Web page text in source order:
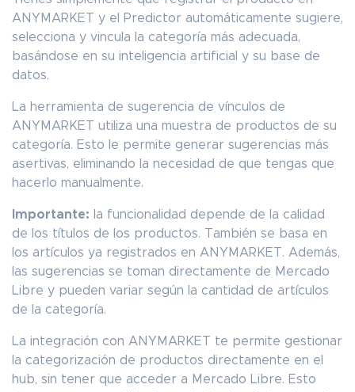
ANYMARKET y el Predictor automáticamente sugiere,
selecciona y vincula la categoría más adecuada,
basándose en su inteligencia artificial y su base de
datos.
La herramienta de sugerencia de vínculos de
ANYMARKET utiliza una muestra de productos de su
categoría. Esto le permite generar sugerencias más
asertivas, eliminando la necesidad de que tengas que
hacerlo manualmente.
Importante: la funcionalidad depende de la calidad
de los títulos de los productos. También se basa en
los artículos ya registrados en ANYMARKET. Además,
las sugerencias se toman directamente de Mercado
Libre y pueden variar según la cantidad de artículos
de la categoría.
La integración con ANYMARKET te permite gestionar
la categorización de productos directamente en el
hub, sin tener que acceder a Mercado Libre. Esto